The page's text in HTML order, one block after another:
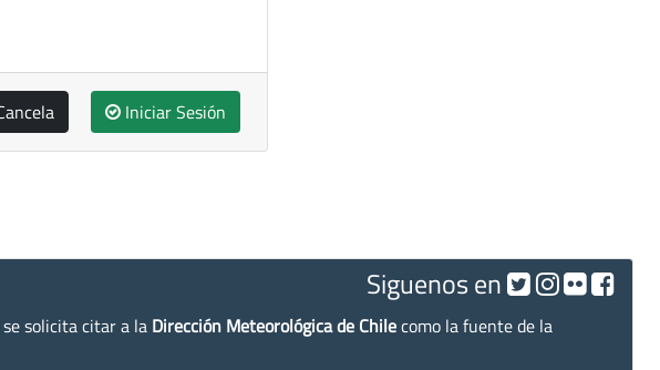
Iniciar Sesión
Siguenos en
solicita citar a la Dirección Meteorológica de Chilecomo la fuente de la